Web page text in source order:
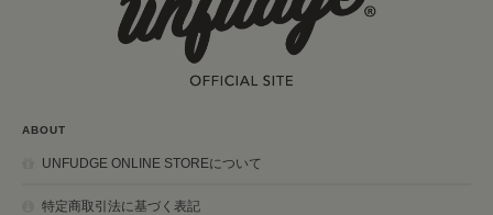
ABOUT
UNFUDGE ONLINE STOREについて
特定商取引法に基づく表記